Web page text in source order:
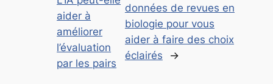
aider à
améliorer
l’évaluation
par les pairs
données de revues en
biologie pour vous
aider à faire des choix
éclairés
→